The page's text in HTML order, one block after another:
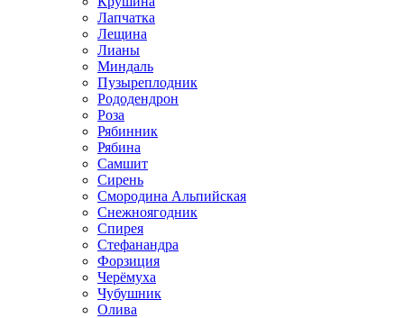
Лапчатка
Лещина
Лианы
Миндаль
Пузыреплодник
Рододендрон
Роза
Рябинник
Рябина
Самшит
Сирень
Смородина Альпийская
Снежноягодник
Спирея
Стефанандра
Форзиция
Черёмуха
Чубушник
Олива